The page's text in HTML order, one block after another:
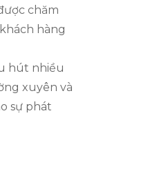
chăm
hàng
hút nhiều
xuyên và
sự phát